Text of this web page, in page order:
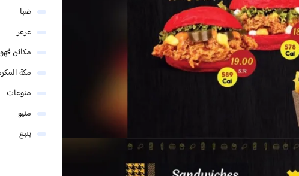
ضبا
عرعر
مكائن
مكة
منوعات
منيو
ينبع